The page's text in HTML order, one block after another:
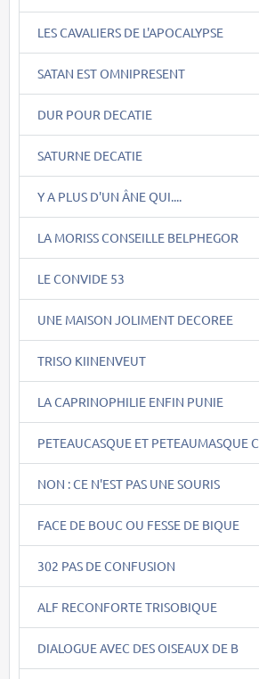
LES CAVALIERS DE L'APOCALYPSE
SATAN EST OMNIPRESENT
DUR POUR DECATIE
SATURNE DECATIE
Y A PLUS D'UN ÂNE QUI....
LA MORISS CONSEILLE BELPHEGOR
LE CONVIDE 53
UNE MAISON JOLIMENT DECOREE
TRISO KIINENVEUT
LA CAPRINOPHILIE ENFIN PUNIE
PETEAUCASQUE ET PETEAUMASQUE C
NON : CE N'EST PAS UNE SOURIS
FACE DE BOUC OU FESSE DE BIQUE
302 PAS DE CONFUSION
ALF RECONFORTE TRISOBIQUE
DIALOGUE AVEC DES OISEAUX DE B